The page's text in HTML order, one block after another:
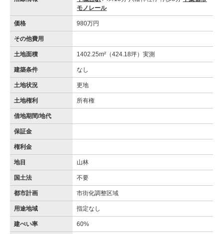
モノレール
価格 980万円
その他費用
土地面積 1402.25m²（424.18坪）実測
建築条件 なし
土地状況 更地
土地権利 所有権
借地期間/地代
保証金
権利金
地目 山林
国土法 不要
都市計画 市街化調整区域
用途地域 指定なし
建ぺい率 60%